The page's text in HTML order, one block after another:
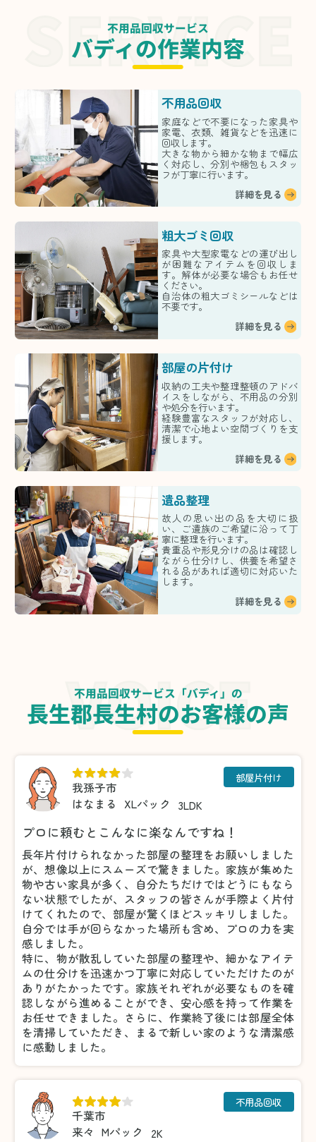
不用品回収サービス
バディの作業内容
不用品回収
家庭などで不要になった家具や
家電、衣類、雑貨などを迅速に
回収します。
大きな物から細かな物まで幅広
く対応し、分別や梱包もスタッ
フが丁寧に行います。
詳細を見る
粗大ゴミ回収
家具や大型家電などの運び出し
が困難なアイテムを回収しま
す。解体が必要な場合もお任せ
ください。
自治体の粗大ゴミシールなどは
不要です。
詳細を見る
部屋の片付け
収納の工夫や整理整頓のアドバ
イスをしながら、不用品の分別
や処分を行います。
経験豊富なスタッフが対応し、
清潔で心地よい空間づくりを支
援します。
詳細を見る
遺品整理
故人の思い出の品を大切に扱
い、ご遺族のご希望に沿って丁
寧に整理を行います。
貴重品や形見分けの品は確認し
ながら仕分けし、供養を希望さ
れる品があれば適切に対応いた
します。
詳細を見る
不用品回収サービス「バディ」の
長生郡長生村のお客様の声
我孫子市
はなまる
XLパック 3LDK
部屋片付け
プロに頼むとこんなに楽なんですね！
長年片付けられなかった部屋の整理をお願いしました
が、想像以上にスムーズで驚きました。家族が集めた
物や古い家具が多く、自分たちだけではどうにもなら
ない状態でしたが、スタッフの皆さんが手際よく片付
けてくれたので、部屋が驚くほどスッキリしました。
自分では手が回らなかった場所も含め、プロの力を実
感しました。
特に、物が散乱していた部屋の整理や、細かなアイテ
ムの仕分けを迅速かつ丁寧に対応していただけたのが
ありがたかったです。家族それぞれが必要なものを確
認しながら進めることができ、安心感を持って作業を
お任せできました。さらに、作業終了後には部屋全体
を清掃していただき、まるで新しい家のような清潔感
に感動しました。
千葉市
来々 Mパック 2K
不用品回収